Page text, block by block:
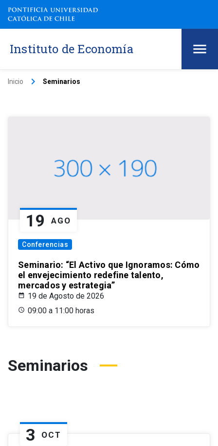
Instituto de Economía
Inicio keyboard_arrow_right Seminarios
19 AGO
Conferencias
Seminario: “El Activo que Ignoramos: Cómo
el envejecimiento redefine talento,
mercados y estrategia”
19 de Agosto de 2026
09:00 a 11:00 horas
Seminarios
3 OCT